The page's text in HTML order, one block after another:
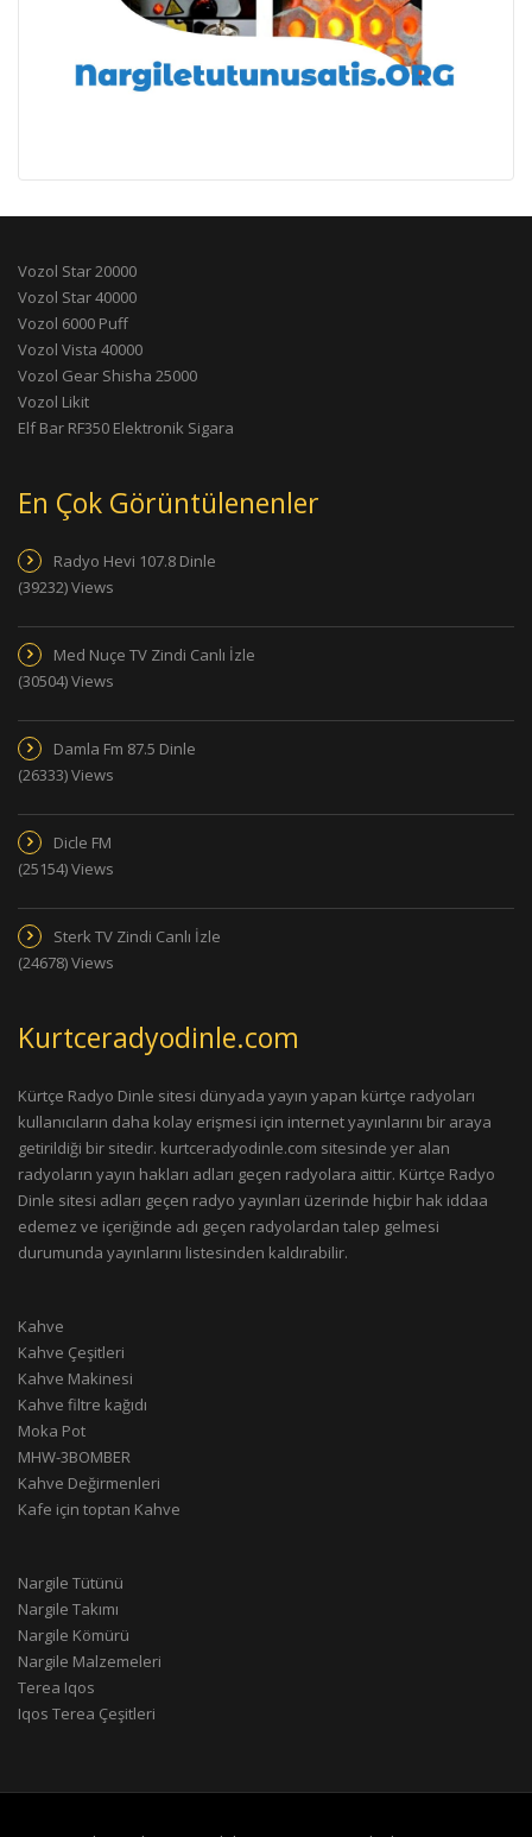
Vozol Star 20000
Vozol Star 40000
Vozol 6000 Puff
Vozol Vista 40000
Vozol Gear Shisha 25000
Vozol Likit
Elf Bar RF350 Elektronik Sigara
En Çok Görüntülenenler
Radyo Hevi 107.8 Dinle
(39232) Views
Med Nuçe TV Zindi Canlı İzle
(30504) Views
Damla Fm 87.5 Dinle
(26333) Views
Dicle FM
(25154) Views
Sterk TV Zindi Canlı İzle
(24678) Views
Kurtceradyodinle.com
Kürtçe Radyo Dinle sitesi dünyada yayın yapan kürtçe radyoları
kullanıcıların daha kolay erişmesi için internet yayınlarını bir araya
getirildiği bir sitedir. kurtceradyodinle.com sitesinde yer alan
radyoların yayın hakları adları geçen radyolara aittir. Kürtçe Radyo
Dinle sitesi adları geçen radyo yayınları üzerinde hiçbir hak iddaa
edemez ve içeriğinde adı geçen radyolardan talep gelmesi
durumunda yayınlarını listesinden kaldırabilir.
Kahve
Kahve Çeşitleri
Kahve Makinesi
Kahve filtre kağıdı
Moka Pot
MHW-3BOMBER
Kahve Değirmenleri
Kafe için toptan Kahve
Nargile Tütünü
Nargile Takımı
Nargile Kömürü
Nargile Malzemeleri
Terea Iqos
Iqos Terea Çeşitleri